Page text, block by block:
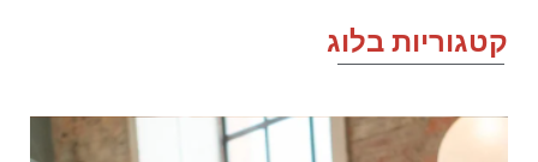
בלוג